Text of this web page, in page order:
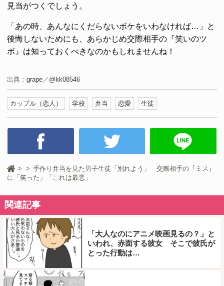
見当がつくでしょう。
「あの時、あんなにくだらないボケをいわなければ…」と
後悔しないためにも、あらかじめ交際相手の『笑いのツ
ボ』は知っておくべきなのかもしれませんね！
出典： grape／ @kk08546
カップル（恋人） 学校 弁当 恋愛 生徒
手作り弁当を見た男子生徒「別れよう」 交際相手の『ミス』
に「笑った」「これは最悪」
関連記事
「大人なのにアニメ映画見るの？」と
いわれ、赤面する彼女 そこで彼氏が
とった行動は…